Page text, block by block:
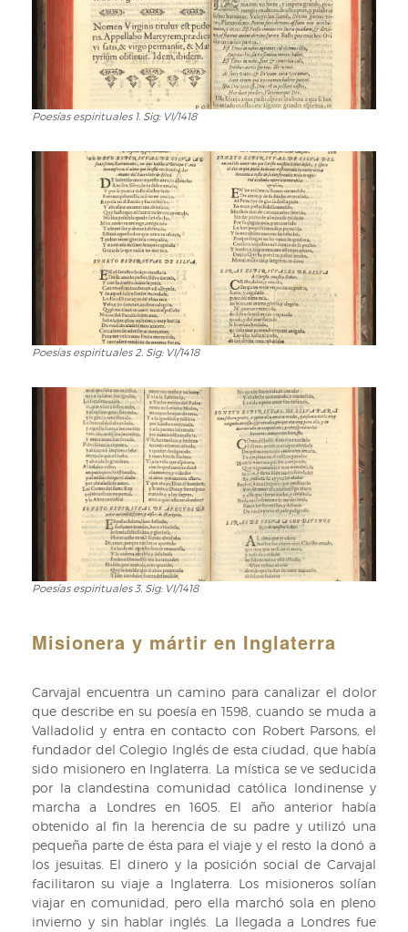
Poesías
Poesías espirituales 1. Sig: VI/1418
Poesías
Poesías espirituales 2. Sig: VI/1418
Poesías
Sig:
Poesías espirituales 3. Sig: VI/1418
Misionera y mártir en Inglaterra
Carvajal encuentra un camino para canalizar el dolor
que describe en su poesía en 1598, cuando se muda a
Valladolid y entra en contacto con Robert Parsons, el
fundador del Colegio Inglés de esta ciudad, que había
sido misionero en Inglaterra. La mística se ve seducida
por la clandestina comunidad católica londinense y
marcha a Londres en 1605. El año anterior había
obtenido al fin la herencia de su padre y utilizó una
pequeña parte de ésta para el viaje y el resto la donó a
los jesuitas. El dinero y la posición social de Carvajal
facilitaron su viaje a Inglaterra. Los misioneros solían
viajar en comunidad, pero ella marchó sola en pleno
invierno y sin hablar inglés. La llegada a Londres fue